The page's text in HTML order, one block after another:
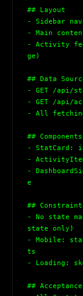
## Layout
- Sidebar
- Main
- Activity
ge)
## Data
- GET /api/
- GET /api/
- All
## Components
- StatCard:
-
-
e
##
- No state
state only)
- Mobile:
ts
- Loading:
##